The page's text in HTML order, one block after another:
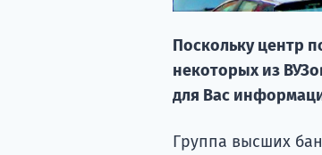
Поскольку центр
некоторых из
для Вас
Группа высших